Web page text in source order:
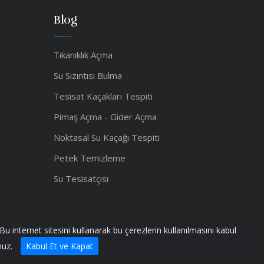
internet sitesini kullanarak bu çerezlerin kullanılmasını kabul
Kabul Et ve Kapat
Blog
Tıkanıklık Açma
Su Sızıntısı Bulma
Tesisat Kaçakları Tespiti
Pimaş Açma - Gider Açma
Noktasal Su Kaçağı Tespiti
Petek Temizleme
Su Tesisatçısı